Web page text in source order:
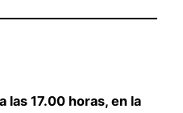
las 17.00 horas, en la